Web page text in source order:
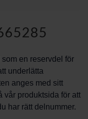
en reservdel för
underlätta
anges med sitt
vår produktsida för att
har rätt delnummer.